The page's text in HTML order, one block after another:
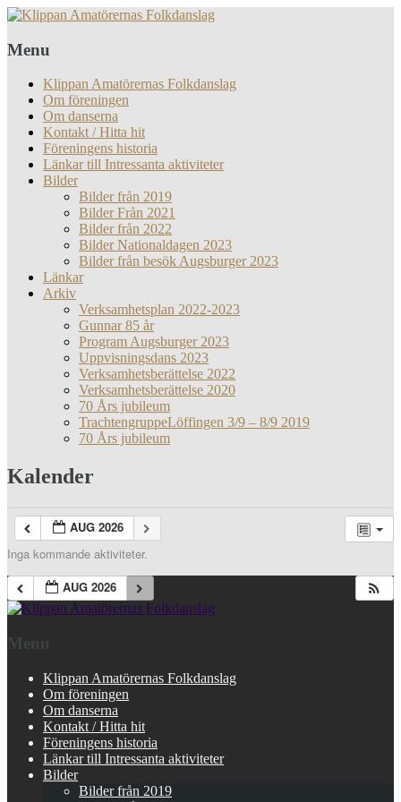
Menu
Klippan Amatörernas Folkdanslag
Om föreningen
Om danserna
Kontakt / Hitta hit
Föreningens historia
Länkar till Intressanta aktiviteter
Bilder
Bilder från 2019
Bilder Från 2021
Bilder från 2022
Bilder Nationaldagen 2023
Bilder från besök Augsburger 2023
Länkar
Arkiv
Verksamhetsplan 2022-2023
Gunnar 85 år
Program Augsburger 2023
Uppvisningsdans 2023
Verksamhetsberättelse 2022
Verksamhetsberättelse 2020
70 Års jubileum
TrachtengruppeLöffingen 3/9 – 8/9 2019
70 Års jubileum
Kalender
AUG 2026
Inga kommande aktiviteter.
AUG 2026
Menu
Klippan Amatörernas Folkdanslag
Om föreningen
Om danserna
Kontakt / Hitta hit
Föreningens historia
Länkar till Intressanta aktiviteter
Bilder
Bilder från 2019